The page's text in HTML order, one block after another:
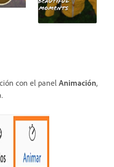
con el panel Animación,